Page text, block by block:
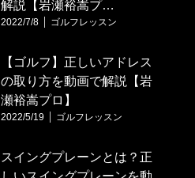
解説【岩瀬裕嵩プ…
2022/7/8 ゴルフレッスン
【ゴルフ】正しいアドレス
の取り方を動画で解説【岩
瀬裕嵩プロ】
2022/5/19 ゴルフレッスン
スイングプレーンとは？正